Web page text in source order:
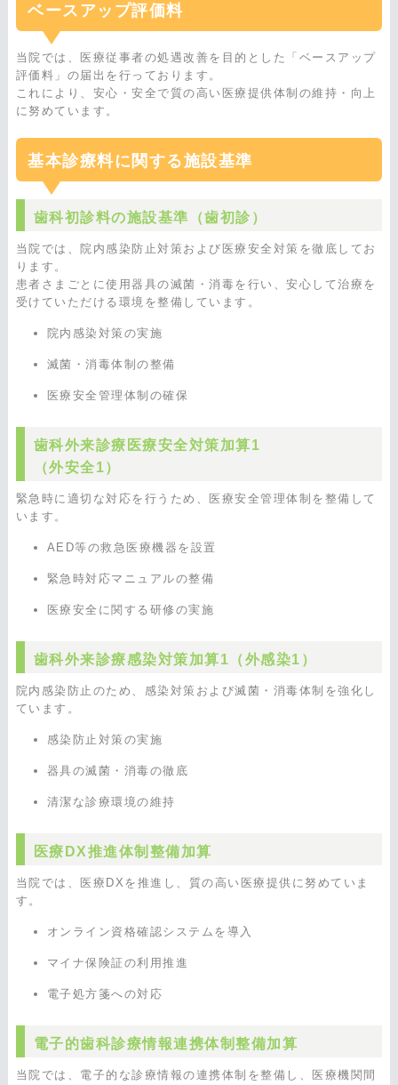
ベースアップ評価料
当院では、医療従事者の処遇改善を目的とした「ベースアップ
評価料」の届出を行っております。
これにより、安心・安全で質の高い医療提供体制の維持・向上
に努めています。
基本診療料に関する施設基準
歯科初診料の施設基準（歯初診）
当院では、院内感染防止対策および医療安全対策を徹底してお
ります。
患者さまごとに使用器具の滅菌・消毒を行い、安心して治療を
受けていただける環境を整備しています。
院内感染対策の実施
滅菌・消毒体制の整備
医療安全管理体制の確保
歯科外来診療医療安全対策加算1
（外安全1）
緊急時に適切な対応を行うため、医療安全管理体制を整備して
います。
AED等の救急医療機器を設置
緊急時対応マニュアルの整備
医療安全に関する研修の実施
歯科外来診療感染対策加算1（外感染1）
院内感染防止のため、感染対策および滅菌・消毒体制を強化し
ています。
感染防止対策の実施
器具の滅菌・消毒の徹底
清潔な診療環境の維持
医療DX推進体制整備加算
当院では、医療DXを推進し、質の高い医療提供に努めていま
す。
オンライン資格確認システムを導入
マイナ保険証の利用推進
電子処方箋への対応
電子的歯科診療情報連携体制整備加算
当院では、電子的な診療情報の連携体制を整備し、医療機関間